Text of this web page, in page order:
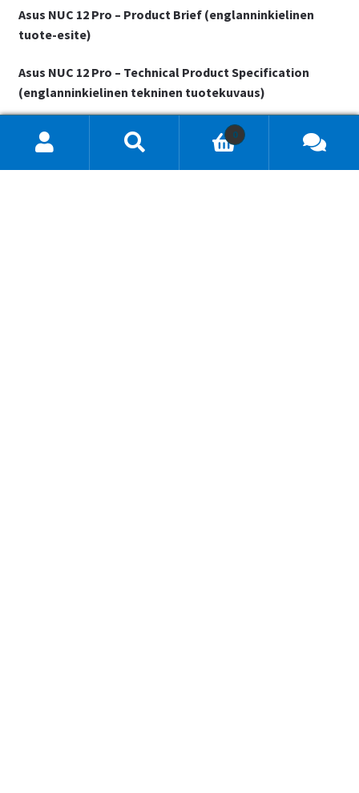
Asus NUC 12 Pro – Product Brief (englanninkielinen
tuote-esite)
Asus NUC 12 Pro – Technical Product Specification
(englanninkielinen tekninen tuotekuvaus)
tuotteita
0